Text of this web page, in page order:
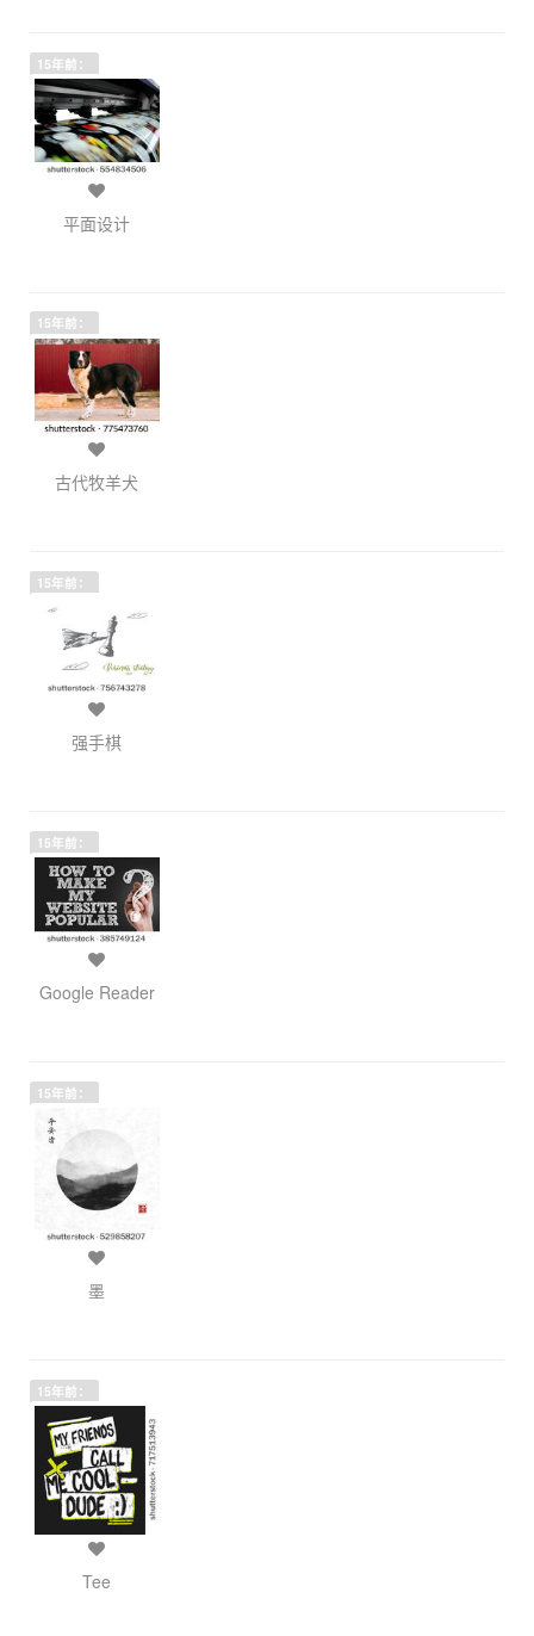
15年前：
平面设计
15年前：
古代牧羊犬
15年前：
强手棋
15年前：
Google Reader
15年前：
墨
15年前：
Tee